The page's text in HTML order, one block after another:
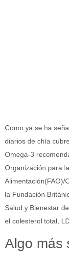
Como ya se ha
diarios de chía
Omega-3
Organización para
Alimentación(FAO)/
la Fundación
Salud y Bienestar
el colesterol total,
Algo más